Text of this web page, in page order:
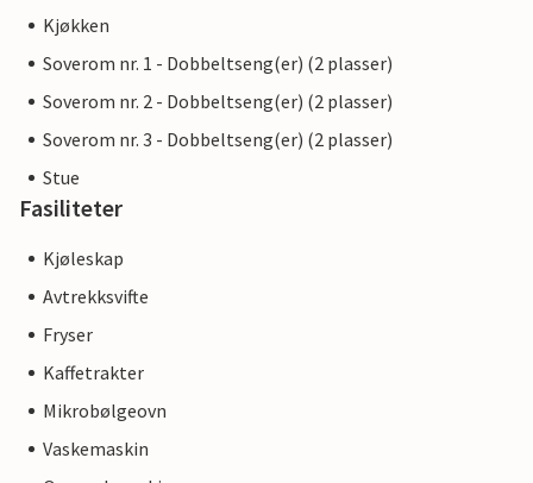
Kjøkken
Soverom nr. 1 - Dobbeltseng(er) (2 plasser)
Soverom nr. 2 - Dobbeltseng(er) (2 plasser)
Soverom nr. 3 - Dobbeltseng(er) (2 plasser)
Stue
Fasiliteter
Kjøleskap
Avtrekksvifte
Fryser
Kaffetrakter
Mikrobølgeovn
Vaskemaskin